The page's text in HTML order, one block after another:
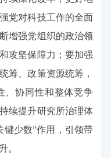
党对科技工作的全面
增强党组织的政治领
攻坚保障力；要加强
筹、政策资源统筹，
、协同性和整体竞争
续提升研究所治理体
键少数”作用，引领带
。